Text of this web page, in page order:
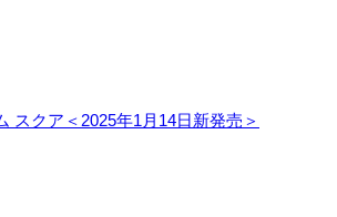
スクア＜2025年1月14日新発売＞